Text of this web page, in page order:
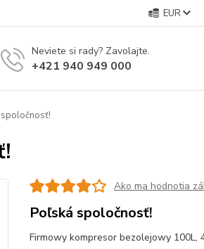
EUR
Neviete si rady? Zavolajte.
+421 940 949 000
Ako ma hodnotia
Poľská spoločnosť!
Firmowy kompresor bezolejowy 100L,